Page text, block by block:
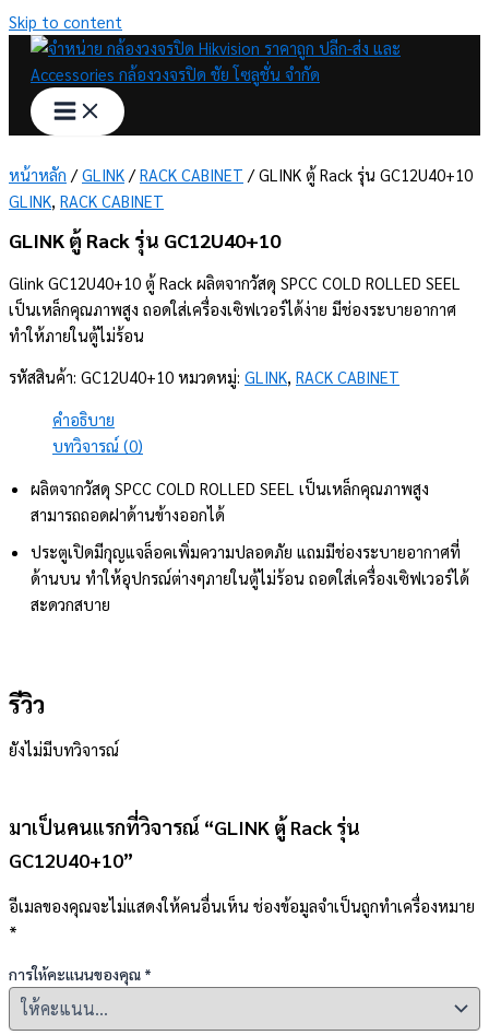
Skip to content
หน้าหลัก /GLINK /RACK CABINET / GLINK ตู้ Rack รุ่น GC12U40+10
GLINK, RACK CABINET
GLINK ตู้ Rack รุ่น GC12U40+10
Glink GC12U40+10 ตู้ Rack ผลิตจากวัสดุ SPCC COLD ROLLED SEEL
เป็นเหล็กคุณภาพสูง ถอดใส่เครื่องเซิฟเวอร์ได้ง่าย มีช่องระบายอากาศ
ทำให้ภายในตู้ไม่ร้อน
รหัสสินค้า: GC12U40+10 หมวดหมู่: GLINK, RACK CABINET
คำอธิบาย
บทวิจารณ์ (0)
ผลิตจากวัสดุ SPCC COLD ROLLED SEEL เป็นเหล็กคุณภาพสูง
สามารถถอดฝาด้านข้างออกได้
ประตูเปิดมีกุญแจล็อคเพิ่มความปลอดภัย แถมมีช่องระบายอากาศที่
ด้านบน ทำให้อุปกรณ์ต่างๆภายในตู้ไม่ร้อน ถอดใส่เครื่องเซิฟเวอร์ได้
สะดวกสบาย
รีวิว
ยังไม่มีบทวิจารณ์
มาเป็นคนแรกที่วิจารณ์ “GLINK ตู้ Rack รุ่น
GC12U40+10”
อีเมลของคุณจะไม่แสดงให้คนอื่นเห็น ช่องข้อมูลจำเป็นถูกทำเครื่องหมาย
*
การให้คะแนนของคุณ *